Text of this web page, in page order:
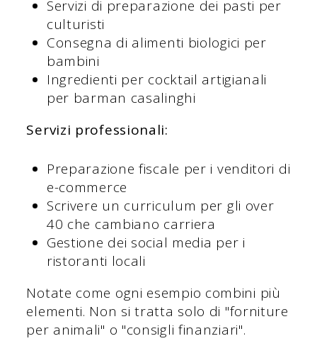
Servizi di preparazione dei pasti per
culturisti
Consegna di alimenti biologici per
bambini
Ingredienti per cocktail artigianali
per barman casalinghi
Servizi professionali:
Preparazione fiscale per i venditori di
e-commerce
Scrivere un curriculum per gli over
40 che cambiano carriera
Gestione dei social media per i
ristoranti locali
Notate come ogni esempio combini più
elementi. Non si tratta solo di "forniture
per animali" o "consigli finanziari".